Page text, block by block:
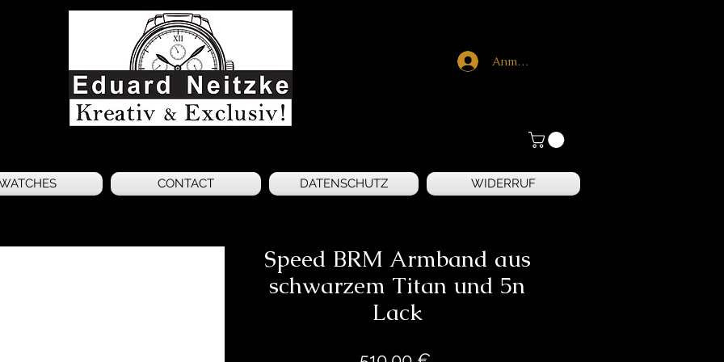
Anmelden
CONTACT DATENSCHUTZ WIDERRUF
Speed ​​BRM Armband aus
schwarzem Titan und 5n
Lack